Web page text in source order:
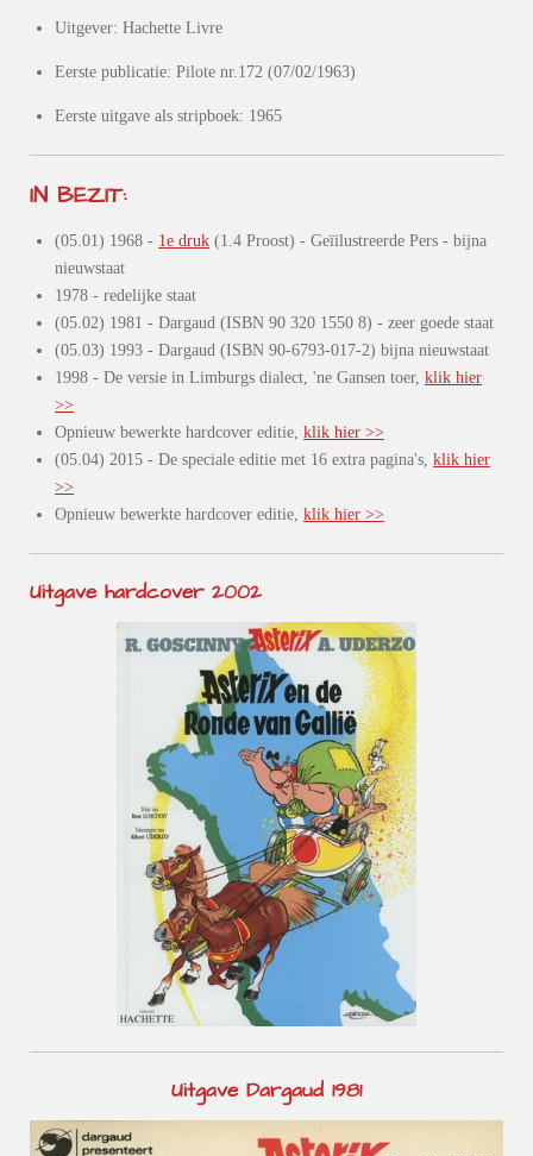
Uitgever: Hachette Livre
Eerste publicatie: Pilote nr.172 (07/02/1963)
Eerste uitgave als stripboek: 1965
IN BEZIT:
(05.01) 1968 - 1e druk (1.4 Proost) - Geïilustreerde Pers - bijna
nieuwstaat
1978 - redelijke staat
(05.02) 1981 - Dargaud (ISBN 90 320 1550 8) - zeer goede staat
(05.03) 1993 - Dargaud (ISBN 90-6793-017-2) bijna nieuwstaat
1998 - De versie in Limburgs dialect, 'ne Gansen toer, klik hier
>>
Opnieuw bewerkte hardcover editie, klik hier >>
(05.04) 2015 - De speciale editie met 16 extra pagina's, klik hier
>>
Opnieuw bewerkte hardcover editie, klik hier >>
Uitgave hardcover 2002
Uitgave Dargaud 1981